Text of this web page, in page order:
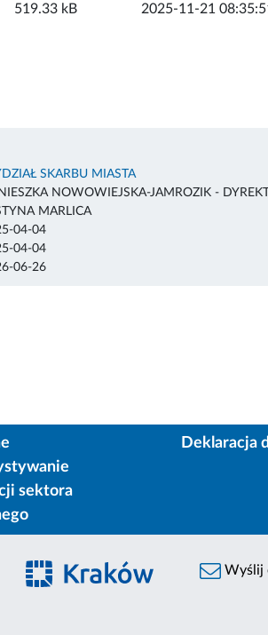
519.33 kB 2025-11-21
SKARBU MIASTA
NOWOWIEJSKA-JAMROZIK -
MARLICA
04-04
04-04
06-26
sektora
Deklaracja
Wyślij